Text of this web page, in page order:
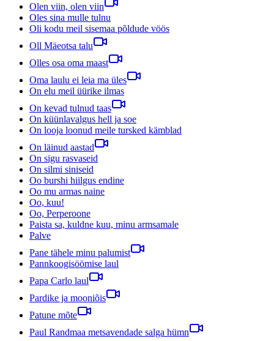
Olen viin, olen viin
Oles sina mulle tulnu
Oli kodu meil sisemaa põldude vöös
Oll Mäeotsa talu
Olles osa oma maast
Oma laulu ei leia ma üles
On elu meil üürike ilmas
On kevad tulnud taas
On küünlavalgus hell ja soe
On looja loonud meile tursked kämblad
On läinud aastad
On sigu rasvaseid
On silmi siniseid
Oo burshi hiilgus endine
Oo mu armas naine
Oo, kuu!
Oo, Perperoone
Paista sa, kuldne kuu, minu armsamale
Palve
Pane tähele minu palumist
Pannkoogisöömise laul
Papa Carlo laul
Pardike ja mooniõis
Patune mõte
Paul Randmaa metsavendade salga hümn